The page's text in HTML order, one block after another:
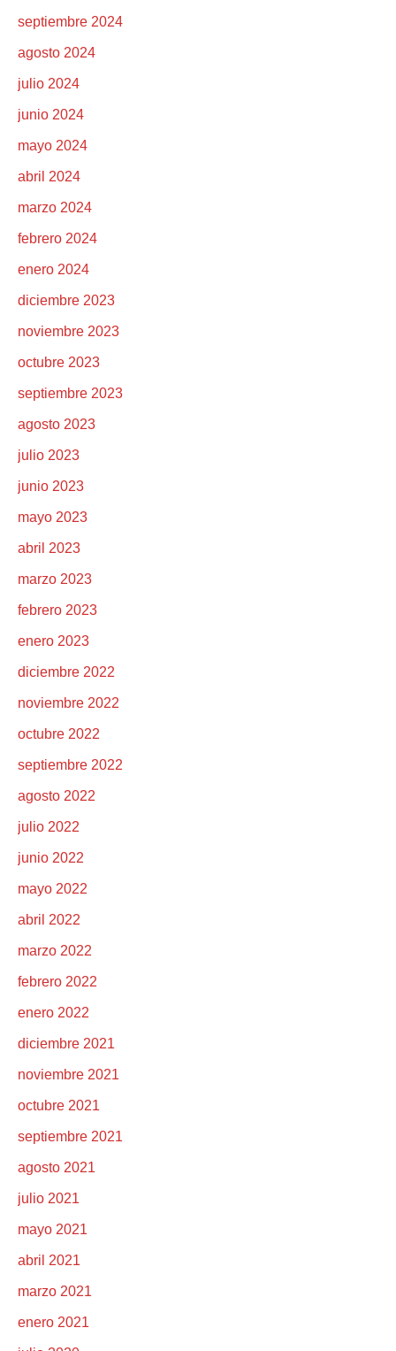
septiembre 2024
agosto 2024
julio 2024
junio 2024
mayo 2024
abril 2024
marzo 2024
febrero 2024
enero 2024
diciembre 2023
noviembre 2023
octubre 2023
septiembre 2023
agosto 2023
julio 2023
junio 2023
mayo 2023
abril 2023
marzo 2023
febrero 2023
enero 2023
diciembre 2022
noviembre 2022
octubre 2022
septiembre 2022
agosto 2022
julio 2022
junio 2022
mayo 2022
abril 2022
marzo 2022
febrero 2022
enero 2022
diciembre 2021
noviembre 2021
octubre 2021
septiembre 2021
agosto 2021
julio 2021
mayo 2021
abril 2021
marzo 2021
enero 2021